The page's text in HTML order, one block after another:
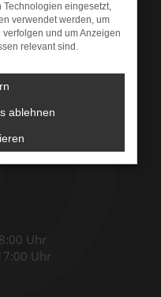
Uhr
Uhr
Technologien eingesetzt,
verwendet werden, um
und um Anzeigen
relevant sind.
ablehnen